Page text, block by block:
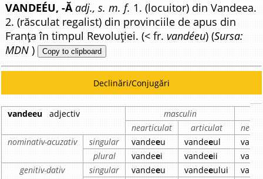
VANDEÉU, -Ă adj., s. m. f. 1. (locuitor) din Vandeea.
2. (răsculat regalist) din provinciile de apus din
Franța în timpul Revoluției. (< fr. vandéeu) (Sursa:
MDN ) Copy to clipboard
Declinări/Conjugări
vandeeu adjectiv
masculin
nearticulat
articulat
nominativ-acuzativ
singular vandeeu vandeeul
plural
vandeei vandeeii
genitiv-dativ
singular vandeeu vandeeului